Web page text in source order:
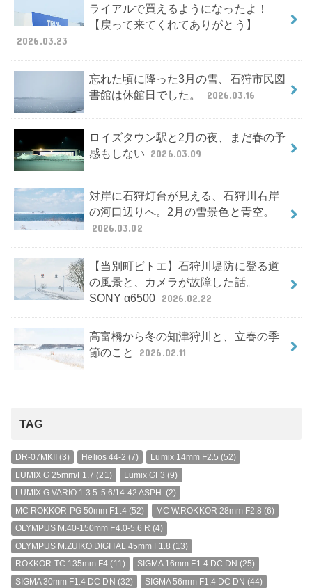
ライアルで買えるようになったよ！
【戻って来てくれてありがとう】
2026.03.23
忘れた頃に降った3月の雪、石狩市民図
書館は休館日でした。
2026.03.16
ロイズタウン駅と2月の夜、まだ春の予
感もしない 2026.03.09
対岸に石狩灯台が見える、石狩川右岸
の河口辺りへ。2月の雪景色と青空。
2026.03.02
【当別町ビトエ】石狩川堤防に登る道
の風景と、カメラが故障した話。
SONY α6500 2026.02.22
高富橋から冬の知津狩川と、立春の季
節のこと
2026.02.11
TAG
DR-07MKII (3) Helios 44-2 (7) Lumix 14mm F2.5 (52)
LUMIX G 25mm/F1.7 (21) Lumix GF3 (9)
LUMIX G VARIO 1:3.5-5.6/14-42 ASPH. (2)
MC ROKKOR-PG 50mm F1.4(52) MC W.ROKKOR 28mm F2.8 (6)
OLYMPUS M.40-150mm F4.0-5.6 R (4)
OLYMPUS M.ZUIKO DIGITAL 45mm F1.8 (13)
ROKKOR-TC 135mm F4 (11) SIGMA 16mm F1.4 DC DN (25)
SIGMA 30mm F1.4 DC DN (32) SIGMA 56mm F1.4 DC DN (44)